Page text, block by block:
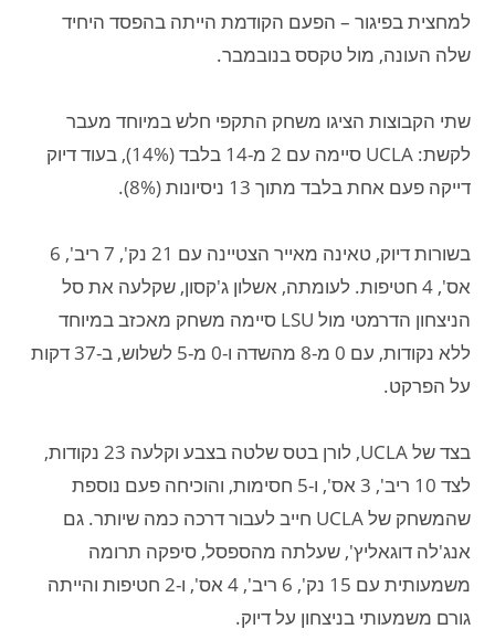
למחצית בפיגור – הפעם הקודמת הייתה בהפסד היחיד
שלה העונה, מול טקסס בנובמבר.
שתי הקבוצות הציגו משחק התקפי חלש במיוחד מעבר
לקשת: UCLA סיימה עם 2 מ-14 בלבד (14%), בעוד דיוק
דייקה פעם אחת בלבד מתוך 13 ניסיונות (8%).
בשורות דיוק, טאינה מאייר הצטיינה עם 21 נק', 7 ריב', 6
אס', 4 חטיפות. לעומתה, אשלון ג'קסון, שקלעה את סל
הניצחון הדרמטי מול LSU סיימה משחק מאכזב במיוחד
ללא נקודות, עם 0 מ-8 מהשדה ו-0 מ-5 לשלוש, ב-37 דקות
על הפרקט.
בצד של UCLA, לורן בטס שלטה בצבע וקלעה 23 נקודות,
לצד 10 ריב', 3 אס', ו-5 חסימות, והוכיחה פעם נוספת
שהמשחק של UCLA חייב לעבור דרכה כמה שיותר. גם
אנג'לה דוגאליץ', שעלתה מהספסל, סיפקה תרומה
משמעותית עם 15 נק', 6 ריב', 4 אס', ו-2 חטיפות והייתה
גורם משמעותי בניצחון על דיוק.